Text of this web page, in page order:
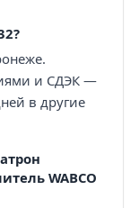
и СДЭК —
в другие
WABCO